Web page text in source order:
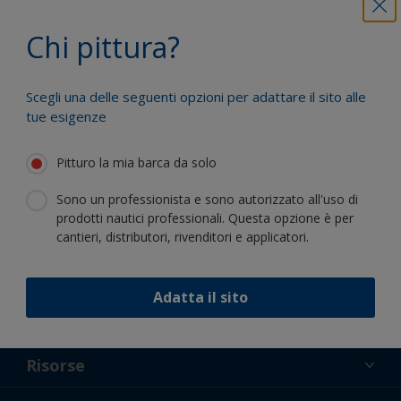
Chi pittura?
Scegli una delle seguenti opzioni per adattare il sito alle
tue esigenze
Pitturo la mia barca da solo
Sono un professionista e sono autorizzato all'uso di
prodotti nautici professionali. Questa opzione è per
cantieri, distributori, rivenditori e applicatori.
Adatta il sito
innovazione e competenza scientifica
Supporto
Chi Siamo
Risorse